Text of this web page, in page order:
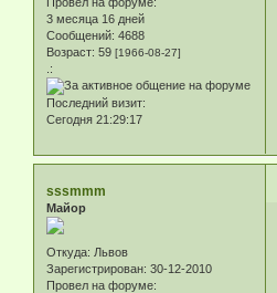
Провел на форуме:
3 месяца 16 дней
Сообщений: 4688
Возраст: 59 [1966-08-27]
.:
Последний визит:
Сегодня 21:29:17
sssmmm
Майор
Откуда: Львов
Зарегистрирован: 30-12-2010
Провел на форуме: